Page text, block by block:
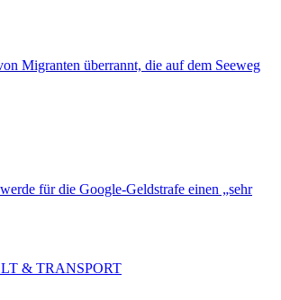
Migranten überrannt, die auf dem Seeweg
für die Google-Geldstrafe einen „sehr
& TRANSPORT